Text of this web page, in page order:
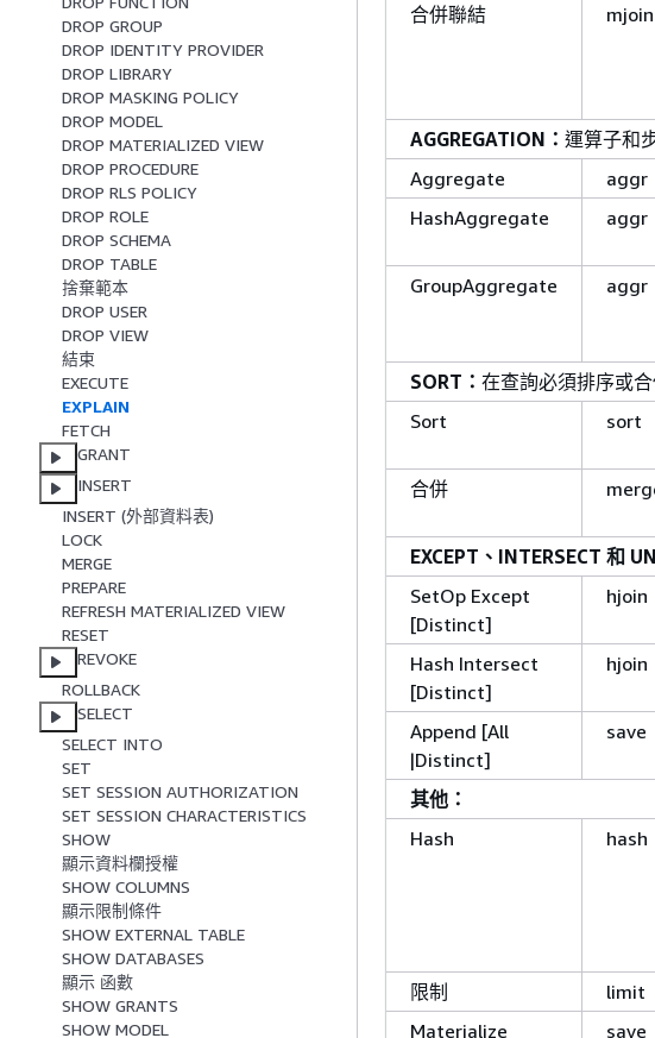
DROP GROUP
DROP IDENTITY PROVIDER
DROP LIBRARY
DROP MASKING POLICY
DROP MODEL
DROP MATERIALIZED VIEW
DROP PROCEDURE
DROP RLS POLICY
DROP ROLE
DROP SCHEMA
DROP TABLE
捨棄範本
DROP USER
DROP VIEW
結束
EXECUTE
EXPLAIN
FETCH
GRANT
INSERT
INSERT (外部資料表)
LOCK
MERGE
PREPARE
REFRESH MATERIALIZED VIEW
RESET
REVOKE
ROLLBACK
SELECT
SELECT INTO
SET
SET SESSION AUTHORIZATION
SET SESSION CHARACTERISTICS
SHOW
顯示資料欄授權
SHOW COLUMNS
顯示限制條件
SHOW EXTERNAL TABLE
SHOW DATABASES
顯示 函數
SHOW GRANTS
SHOW MODEL
合併聯結
mjoin
AGGREGATION： 運算子和
Aggregate
aggr
HashAggregate
aggr
GroupAggregate
aggr
SORT： 在查詢必須排序或
Sort
sort
合併
EXCEPT、INTERSECT 和
SetOp Except
[Distinct]
hjoin
Hash Intersect
[Distinct]
hjoin
Append [All
|Distinct]
save
其他：
Hash
hash
限制
limit
Materialize
save